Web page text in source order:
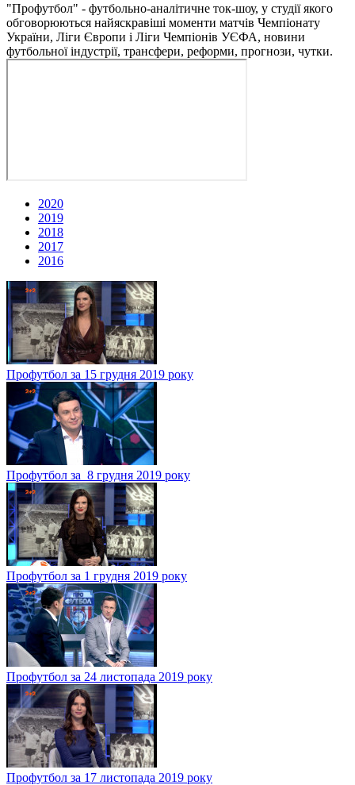
"Профутбол" - футбольно-аналітичне ток-шоу, у студії якого
обговорюються найяскравіші моменти матчів Чемпіонату
України, Ліги Європи і Ліги Чемпіонів УЄФА, новини
футбольної індустрії, трансфери, реформи, прогнози, чутки.
2020
2019
2018
2017
2016
Профутбол за 15 грудня 2019 року
Профутбол за 8 грудня 2019 року
Профутбол за 1 грудня 2019 року
Профутбол за 24 листопада 2019 року
Профутбол за 17 листопада 2019 року